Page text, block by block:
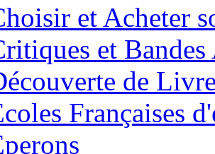
et Acheter
et
de
Françaises